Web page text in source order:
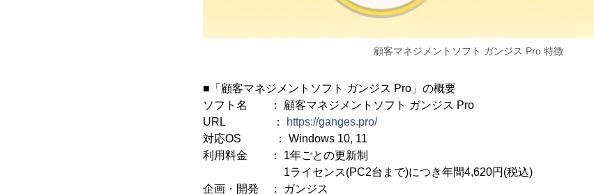
顧客マネジメントソフト ガンジス Pro 特徴
■「顧客マネジメントソフト ガンジス Pro」の概要
ソフト名 ： 顧客マネジメントソフト ガンジス Pro
URL ：
https://ganges.pro/
対応OS ： Windows 10, 11
利用料金 ： 1年ごとの更新制
1ライセンス(PC2台まで)につき年間4,620円(税込)
企画・開発 ： ガンジス